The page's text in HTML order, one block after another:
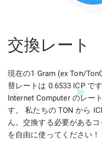
交換レート
現在の1 Gram (ex Ton/
替レートは 0.6533 ICP で
Internet Computer のレー
す。 私たちの TON から
ん。交換する必要がある
を自由に使ってください！